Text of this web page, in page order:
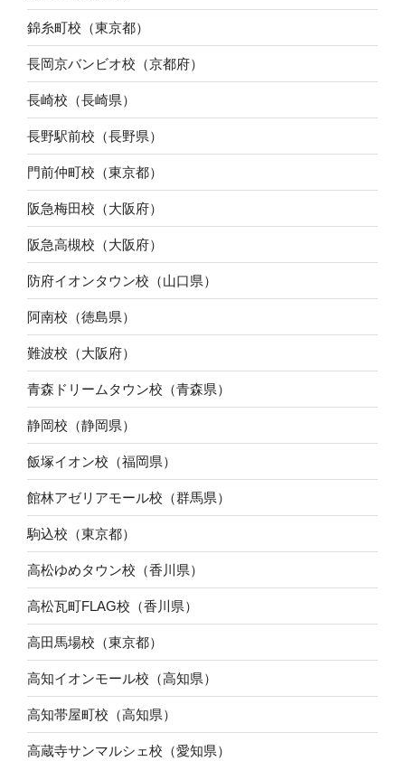
錦糸町校（東京都）
長岡京バンビオ校（京都府）
長崎校（長崎県）
長野駅前校（長野県）
門前仲町校（東京都）
阪急梅田校（大阪府）
阪急高槻校（大阪府）
防府イオンタウン校（山口県）
阿南校（徳島県）
難波校（大阪府）
青森ドリームタウン校（青森県）
静岡校（静岡県）
飯塚イオン校（福岡県）
館林アゼリアモール校（群馬県）
駒込校（東京都）
高松ゆめタウン校（香川県）
高松瓦町FLAG校（香川県）
高田馬場校（東京都）
高知イオンモール校（高知県）
高知帯屋町校（高知県）
高蔵寺サンマルシェ校（愛知県）